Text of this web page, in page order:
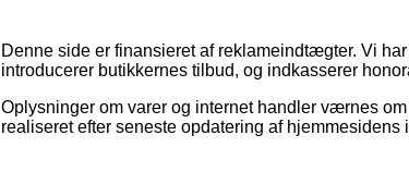
Denne side er finansieret af reklameindtægter. Vi
introducerer butikkernes tilbud, og indkasserer
Oplysninger om varer og internet handler værnes
realiseret efter seneste opdatering af hjemmesidens